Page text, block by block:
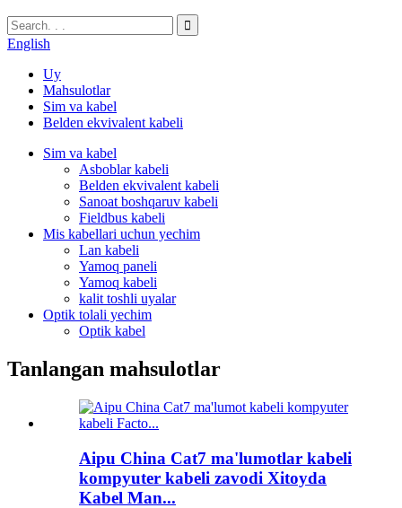
English
Uy
Mahsulotlar
Sim va kabel
Belden ekvivalent kabeli
Sim va kabel
Asboblar kabeli
Belden ekvivalent kabeli
Sanoat boshqaruv kabeli
Fieldbus kabeli
Mis kabellari uchun yechim
Lan kabeli
Yamoq paneli
Yamoq kabeli
kalit toshli uyalar
Optik tolali yechim
Optik kabel
Tanlangan mahsulotlar
Aipu China Cat7 ma'lumotlar kabeli
kompyuter kabeli zavodi Xitoyda
Kabel Man...